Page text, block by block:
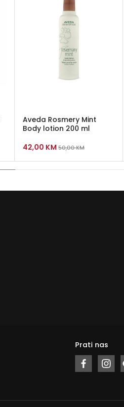
Aveda Rosmery Mint
Body lotion 200 ml
42,00 KM 50,00KM
Prati nas